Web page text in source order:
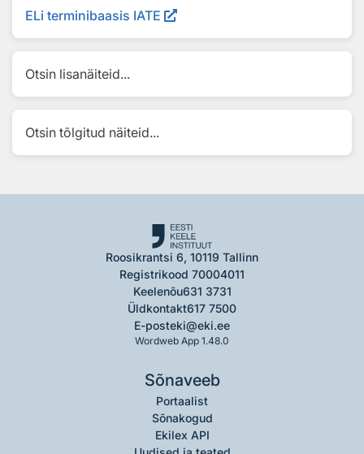
ELi terminibaasis IATE
Otsin lisanäiteid...
Otsin tõlgitud näiteid...
Roosikrantsi 6, 10119 Tallinn
Registrikood 70004011
Keelenõu631 3731
Üldkontakt617 7500
E-posteki@eki.ee
Wordweb App 1.48.0
Sõnaveeb
Portaalist
Sõnakogud
Ekilex API